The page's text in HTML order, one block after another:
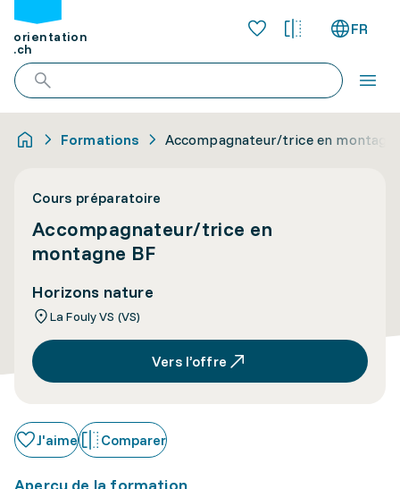
orientation
.ch
FR
Formations Accompagnateur/trice en
Cours préparatoire
Accompagnateur/trice en
montagne BF
Horizons nature
La Fouly VS (VS)
Vers l’offre
J'aime Comparer